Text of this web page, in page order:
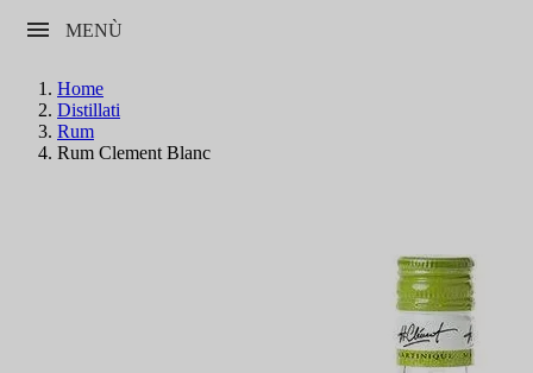
MENÙ
Home
Distillati
Rum
Rum Clement Blanc